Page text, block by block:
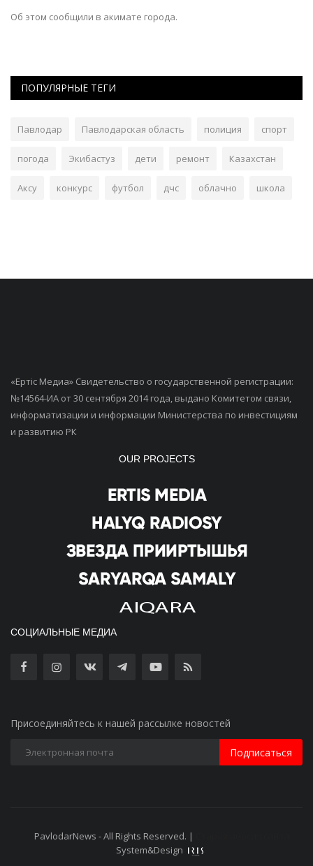
Об этом сообщили в акимате города.
ПОПУЛЯРНЫЕ ТЕГИ
Павлодар Павлодарская область полиция спорт
погода Экибастуз дети ремонт Казахстан
Аксу конкурс футбол дчс облачно школа
«Ертiс Медиа» Свидетельство о государственной регистрации:
№14564-ИА от 30 сентября 2014 года, выдано Комитетом связи,
информатизации и информации Министерства по инвестициям
и развитию РК
OUR PROJECTS
СОЦИАЛЬНЫЕ МЕДИА
Присоединяйтесь к нашей рассылке новостей
Подписаться
PavlodarNews - All Rights Reserved. |
System&Design